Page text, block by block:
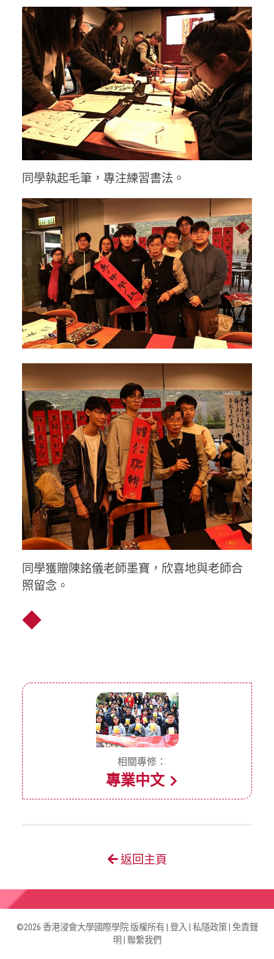
同學執起毛筆，專注練習書法。
同學獲贈陳銘儀老師墨寶，欣喜地與老師合
照留念。
◆
相關專修：
專業中文
返回主頁
©2026 香港浸會大學國際學院 版權所有 | 登入 私隱政策| 免責聲
明 聯繫我們